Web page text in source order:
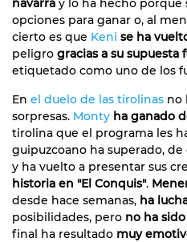
navarra y lo ha hecho porque
opciones para ganar o, al
cierto es que Keni se ha
peligro gracias a su supuesta
etiquetado como uno de los
En el duelo de las tirolinas no
sorpresas. Monty ha ganado
tirolina que el programa les
guipuzcoano ha superado, de
y ha vuelto a presentar sus
historia en "El Conquis".
desde hace semanas, ha
posibilidades, pero no ha
final ha resultado muy